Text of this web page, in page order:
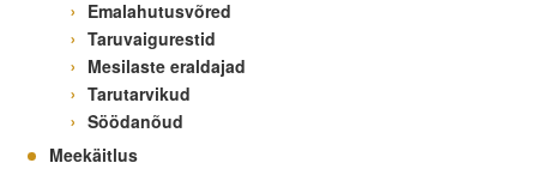
Emalahutusvõred
Taruvaigurestid
Mesilaste eraldajad
Tarutarvikud
Söödanõud
Meekäitlus